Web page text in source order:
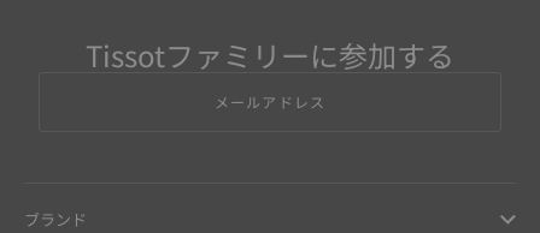
Tissotファミリーに参加する
メールアドレス
ブランド